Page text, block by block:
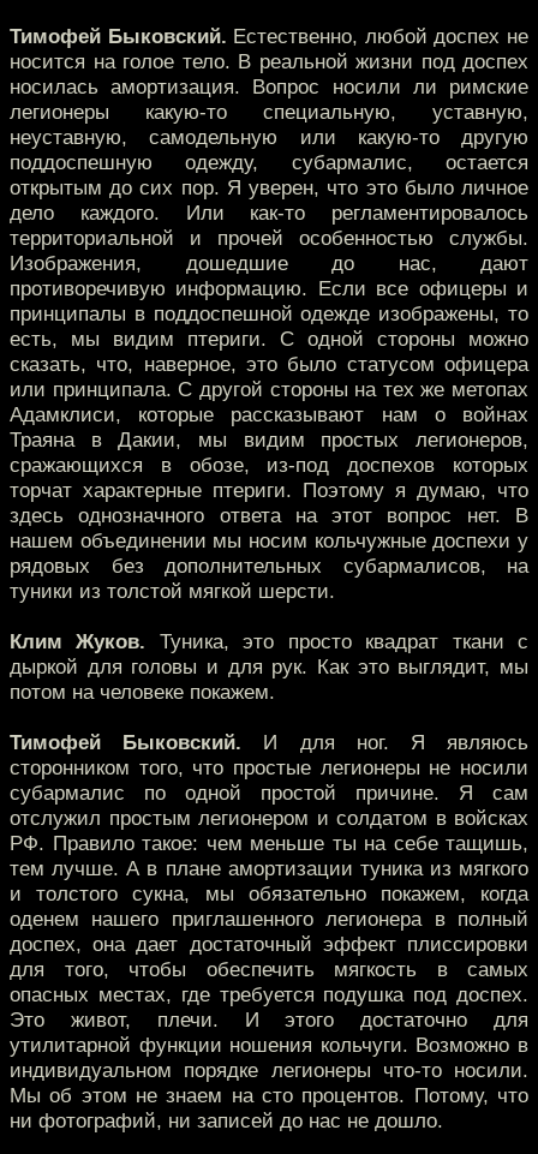
Тимофей Быковский. Естественно, любой доспех не
носится на голое тело. В реальной жизни под доспех
носилась амортизация. Вопрос носили ли римские
легионеры какую-то специальную, уставную,
неуставную, самодельную или какую-то другую
поддоспешную одежду, субармалис, остается
открытым до сих пор. Я уверен, что это было личное
дело каждого. Или как-то регламентировалось
территориальной и прочей особенностью службы.
Изображения, дошедшие до нас, дают
противоречивую информацию. Если все офицеры и
принципалы в поддоспешной одежде изображены, то
есть, мы видим птериги. С одной стороны можно
сказать, что, наверное, это было статусом офицера
или принципала. С другой стороны на тех же метопах
Адамклиси, которые рассказывают нам о войнах
Траяна в Дакии, мы видим простых легионеров,
сражающихся в обозе, из-под доспехов которых
торчат характерные птериги. Поэтому я думаю, что
здесь однозначного ответа на этот вопрос нет. В
нашем объединении мы носим кольчужные доспехи у
рядовых без дополнительных субармалисов, на
туники из толстой мягкой шерсти.
Клим Жуков. Туника, это просто квадрат ткани с
дыркой для головы и для рук. Как это выглядит, мы
потом на человеке покажем.
Тимофей Быковский. И для ног. Я являюсь
сторонником того, что простые легионеры не носили
субармалис по одной простой причине. Я сам
отслужил простым легионером и солдатом в войсках
РФ. Правило такое: чем меньше ты на себе тащишь,
тем лучше. А в плане амортизации туника из мягкого
и толстого сукна, мы обязательно покажем, когда
оденем нашего приглашенного легионера в полный
доспех, она дает достаточный эффект плиссировки
для того, чтобы обеспечить мягкость в самых
опасных местах, где требуется подушка под доспех.
Это живот, плечи. И этого достаточно для
утилитарной функции ношения кольчуги. Возможно в
индивидуальном порядке легионеры что-то носили.
Мы об этом не знаем на сто процентов. Потому, что
ни фотографий, ни записей до нас не дошло.